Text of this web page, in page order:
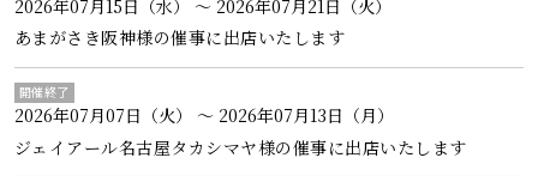
2026年07月15日（水） ～ 2026年07月21日（火）
あまがさき阪神様の催事に出店いたします
開催終了
2026年07月07日（火） ～ 2026年07月13日（月）
ジェイアール名古屋タカシマヤ様の催事に出店いたします